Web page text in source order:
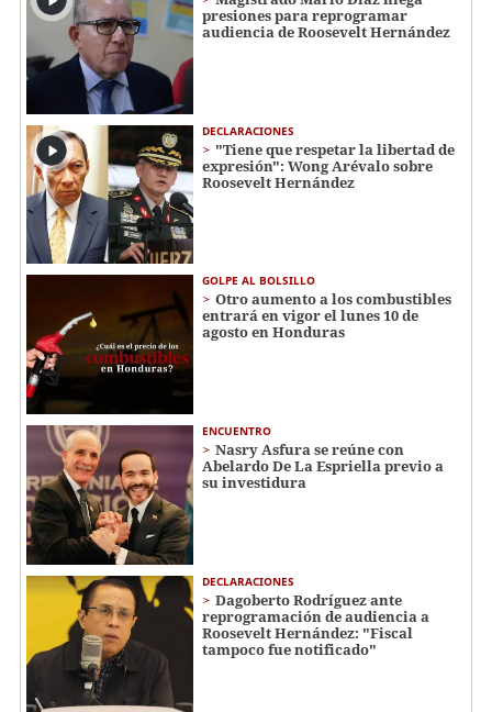
presiones para reprogramar
audiencia de Roosevelt Hernández
DECLARACIONES
"Tiene que respetar la libertad de
expresión": Wong Arévalo sobre
Roosevelt Hernández
GOLPE AL BOLSILLO
Otro aumento a los combustibles
entrará en vigor el lunes 10 de
agosto en Honduras
ENCUENTRO
Nasry Asfura se reúne con
Abelardo De La Espriella previo a
su investidura
DECLARACIONES
Dagoberto Rodríguez ante
reprogramación de audiencia a
Roosevelt Hernández: "Fiscal
tampoco fue notificado"